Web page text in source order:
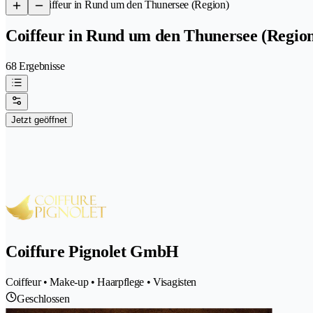
/Coiffeur in Rund um den Thunersee (Region)
Coiffeur in Rund um den Thunersee
68 Ergebnisse
Jetzt geöffnet
Coiffure Pignolet GmbH
Coiffeur • Make-up • Haarpflege • Visagisten
Geschlossen